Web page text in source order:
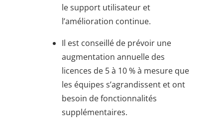
le support utilisateur et
l’amélioration continue.
Il est conseillé de prévoir une
augmentation annuelle des
licences de 5 à 10 % à mesure que
les équipes s’agrandissent et ont
besoin de fonctionnalités
supplémentaires.